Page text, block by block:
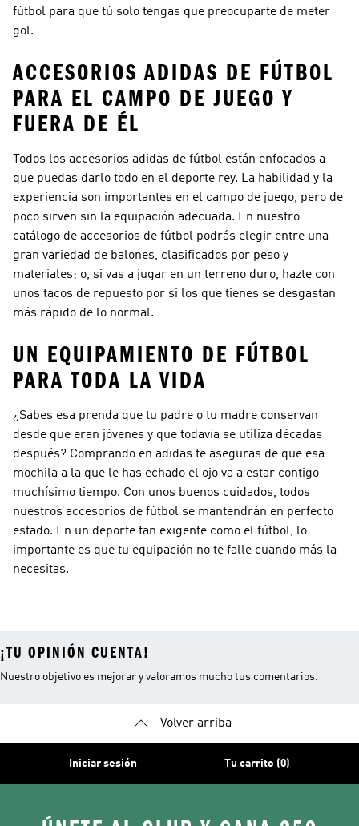
fútbol para que tú solo tengas que preocuparte de meter
gol.
ACCESORIOS ADIDAS DE FÚTBOL
PARA EL CAMPO DE JUEGO Y
FUERA DE ÉL
Todos los accesorios adidas de fútbol están enfocados a
que puedas darlo todo en el deporte rey. La habilidad y la
experiencia son importantes en el campo de juego, pero de
poco sirven sin la equipación adecuada. En nuestro
catálogo de accesorios de fútbol podrás elegir entre una
gran variedad de balones, clasificados por peso y
materiales; o, si vas a jugar en un terreno duro, hazte con
unos tacos de repuesto por si los que tienes se desgastan
más rápido de lo normal.
UN EQUIPAMIENTO DE FÚTBOL
PARA TODA LA VIDA
¿Sabes esa prenda que tu padre o tu madre conservan
desde que eran jóvenes y que todavía se utiliza décadas
después? Comprando en adidas te aseguras de que esa
mochila a la que le has echado el ojo va a estar contigo
muchísimo tiempo. Con unos buenos cuidados, todos
nuestros accesorios de fútbol se mantendrán en perfecto
estado. En un deporte tan exigente como el fútbol, lo
importante es que tu equipación no te falle cuando más la
necesitas.
¡TU OPINIÓN CUENTA!
Nuestro objetivo es mejorar y valoramos mucho tus comentarios.
Volver arriba
Iniciar sesión Tu carrito (0)